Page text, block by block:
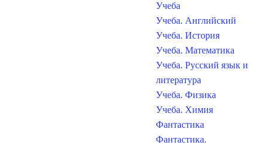
Учеба
Учеба. Английский
Учеба. История
Учеба. Математика
Учеба. Русский язык и
литература
Учеба. Физика
Учеба. Химия
Фантастика
Фантастика.